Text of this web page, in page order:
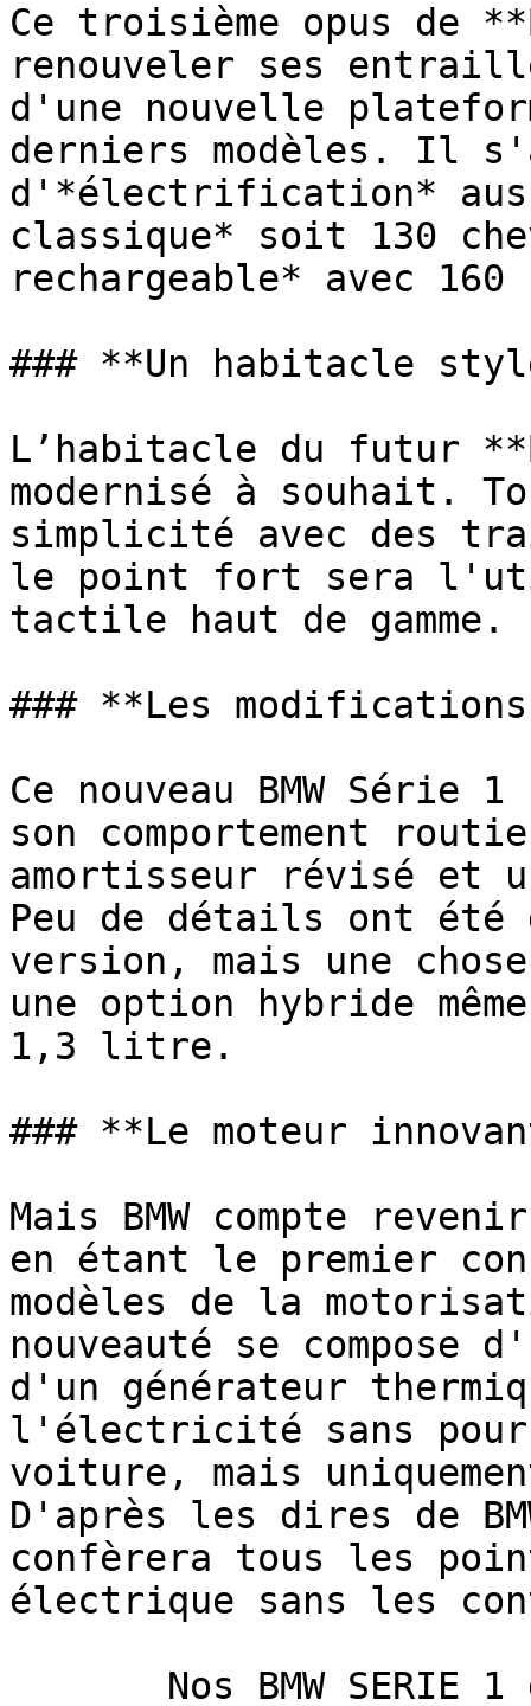
Ce troisième opus de
renouveler ses
d'une nouvelle
derniers modèles. Il
d'*électrification*
classique* soit 130
rechargeable* avec 160
### **Un habitacle
L’habitacle du futur
modernisé à souhait.
simplicité avec des
le point fort sera
tactile haut de gamme.
### **Les
Ce nouveau BMW Série
son comportement
amortisseur révisé et
Peu de détails ont
version, mais une
une option hybride
1,3 litre.
### **Le moteur
Mais BMW compte
en étant le premier
modèles de la
nouveauté se compose
d'un générateur
l'électricité sans
voiture, mais
D'après les dires de
confèrera tous les
électrique sans les